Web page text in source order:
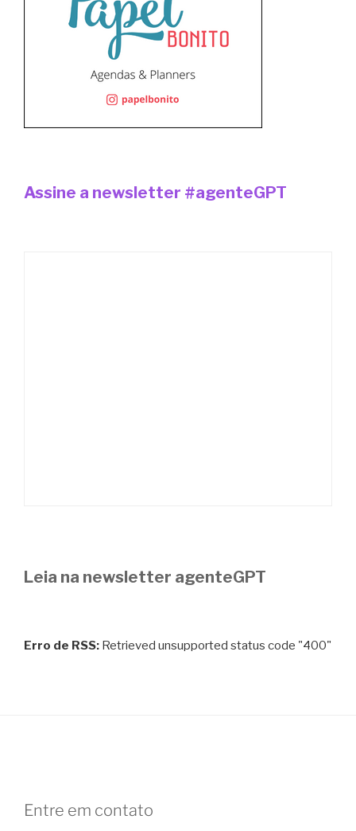
Assine a newsletter #agenteGPT
Leia na newsletter agenteGPT
Erro de RSS: Retrieved unsupported status code "400"
Entre em contato